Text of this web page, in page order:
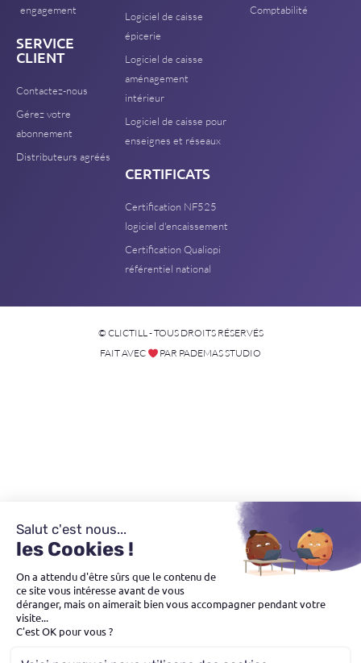
engagement
SERVICE
CLIENT
Contactez-nous
Gérez votre
abonnement
Distributeurs agréés
Logiciel de caisse
épicerie
Logiciel de caisse
aménagement
intérieur
Logiciel de caisse pour
enseignes et réseaux
CERTIFICATS
Certification NF525
logiciel d'encaissement
Certification Qualiopi
référentiel national
Comptabilité
© CLICTILL - TOUS DROITS RÉSERVÉS
FAIT AVEC
PAR PADEMAS STUDIO